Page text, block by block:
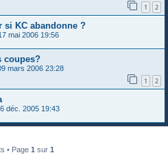
1 2
si KC abandonne ?
mai 2006 19:56
coupes?
mars 2006 23:28
1 2
déc. 2005 19:43
• Page 1 sur 1